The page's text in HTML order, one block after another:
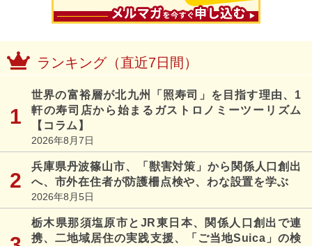
ランキング（直近7日間）
世界の富裕層が北九州「照寿司」を目指す理由、1
軒の寿司店から始まるガストロノミーツーリズム
【コラム】
2026年8月7日
兵庫県丹波篠山市、「獣害対策」から関係人口創出
へ、市外在住者が防護柵点検や、わな設置を学ぶ
2026年8月5日
栃木県那須塩原市とJR東日本、関係人口創出で連
携、二地域居住の実践支援、「ご当地Suica」の検